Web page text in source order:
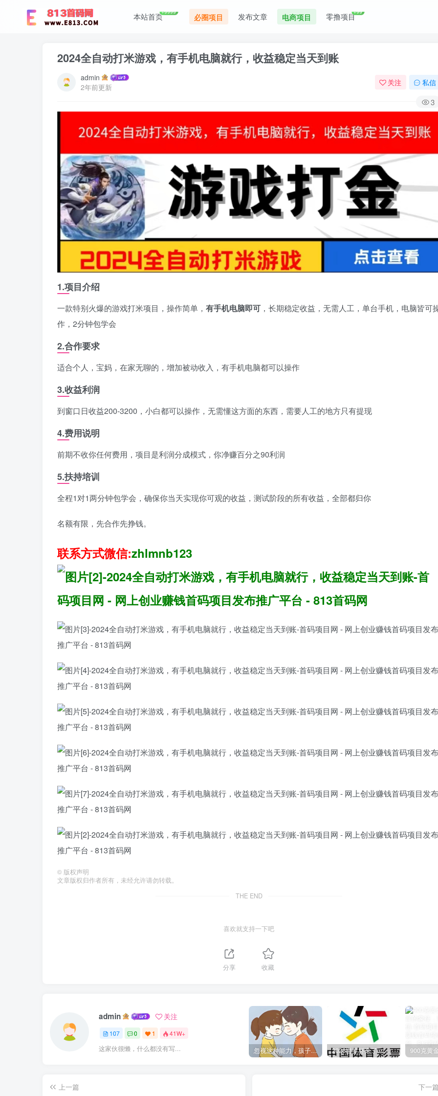
本站首页+9999
必圈项目 发布文章 电商项目 零撸项目+99
2024全自动打米游戏，有手机电脑就行，收益稳定当天到账
admin
2年前更新
关注 私信
3
1.项目介绍
一款特别火爆的游戏打米项目，操作简单， 有手机电脑即可 ，长期稳定收益，无需人工，单台手机，电脑皆可
作，2分钟包学会
2.合作要求
适合个人，宝妈，在家无聊的，增加被动收入，有手机电脑都可以操作
3.收益利润
到窗口日收益200-3200，小白都可以操作，无需懂这方面的东西，需要人工的地方只有提现
4.费用说明
前期不收你任何费用，项目是利润分成模式，你净赚百分之90利润
5.扶持培训
全程1对1两分钟包学会，确保你当天实现你可观的收益，测试阶段的所有收益，全部都归你
名额有限，先合作先挣钱。
联系方式微信:zhlmnb123
© 版权声明
文章版权归作者所有，未经允许请勿转载。
THE END
喜欢就支持一下吧
分享 收藏
admin 关注
107 0 1 41W+
这家伙很懒，什么都没有写... 忽视这种能力，孩子将越来越冷漠，父母需重视! 2026世界杯来了，我们正规的中国体育彩票已为您准备好了线上购采、线下出票的便捷服务
上一篇 下一